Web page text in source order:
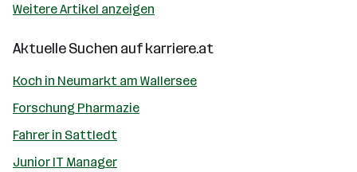
Weitere Artikel anzeigen
Aktuelle Suchen aufkarriere.at
Koch in Neumarkt am Wallersee
Forschung Pharmazie
Fahrer in Sattledt
Junior IT Manager